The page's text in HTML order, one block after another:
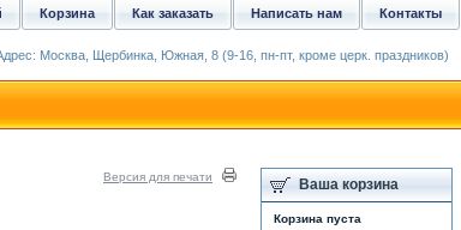
Версия для печати Ваша корзина
Корзина пуста
Контакты
Написать нам
Как заказать
Корзина
Москва, Щербинка, Южная, 8 (9-16, пн-пт, кроме церк. праздников)